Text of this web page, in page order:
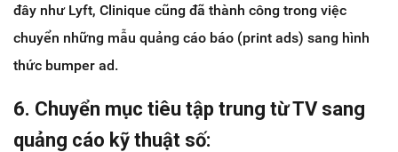
đây như Lyft, Clinique cũng đã thành công trong việc
chuyển những mẫu quảng cáo báo (print ads) sang hình
thức bumper ad.
6. Chuyển mục tiêu tập trung từ TV sang
quảng cáo kỹ thuật số: